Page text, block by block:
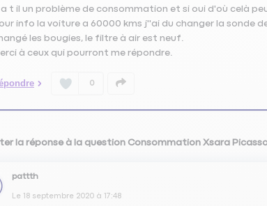
a t il un problème de consommation et si oui d'où celà
info la voiture a 60000 kms j''ai du changer la sonde
les bougies, le filtre à air est neuf.
à ceux qui pourront me répondre.
0
la réponse à la question Consommation Xsara Picasso
pattth
Le 18 septembre 2020 à 17:48